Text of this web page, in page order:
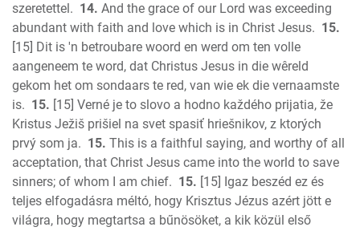
szeretettel. 14. And the grace of our Lord was exceeding
abundant with faith and love which is in Christ Jesus. 15.
[15] Dit is 'n betroubare woord en werd om ten volle
aangeneem te word, dat Christus Jesus in die wêreld
gekom het om sondaars te red, van wie ek die vernaamste
is. 15. [15] Verné je to slovo a hodno každého prijatia, že
Kristus Ježiš prišiel na svet spasiť hriešnikov, z ktorých
prvý som ja. 15. This is a faithful saying, and worthy of all
acceptation, that Christ Jesus came into the world to save
sinners; of whom I am chief. 15. [15] Igaz beszéd ez és
teljes elfogadásra méltó, hogy Krisztus Jézus azért jött e
világra, hogy megtartsa a bűnösöket, a kik közül első